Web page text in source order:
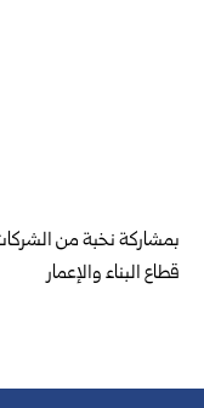
قطاع البناء والإعمار